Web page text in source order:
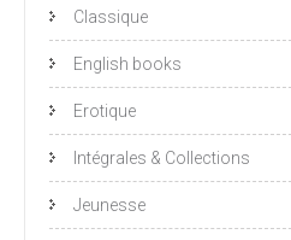
Classique
English books
Erotique
Intégrales & Collections
Jeunesse